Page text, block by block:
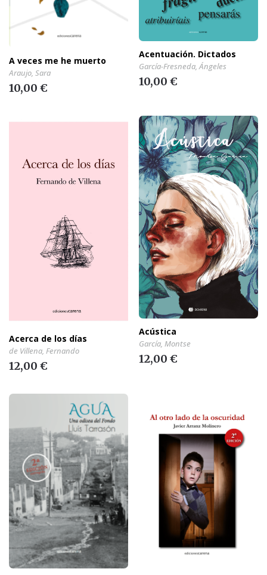
A veces me he muerto
Araujo, Sara
10,00 €
Acentuación. Dictados
García-Fresneda, Ángeles
10,00 €
Acerca de los días
de Villena, Fernando
12,00 €
Acústica
García, Montse
12,00 €